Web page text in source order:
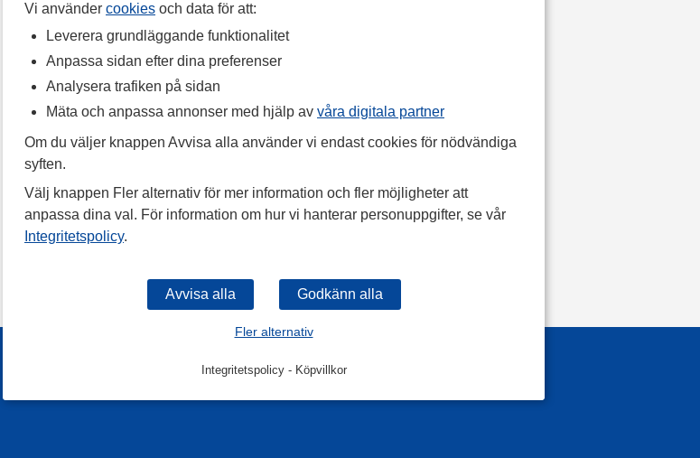
Vi använder cookies och data för att:
Leverera grundläggande funktionalitet
Anpassa sidan efter dina preferenser
Analysera trafiken på sidan
Mäta och anpassa annonser med hjälp av våra digitala partner
Om du väljer knappen Avvisa alla använder vi endast cookies för nödvändiga
syften.
Välj knappen Fler alternativ för mer information och fler möjligheter att
anpassa dina val. För information om hur vi hanterar personuppgifter, se vår
Integritetspolicy.
Fler alternativ
Integritetspolicy- Köpvillkor